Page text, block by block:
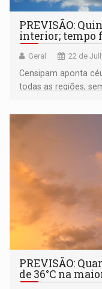
PREVISÃO:
interior; tempo
Geral 22 de
Censipam aponta
todas as regiões,
PREVISÃO:
de 36°C na